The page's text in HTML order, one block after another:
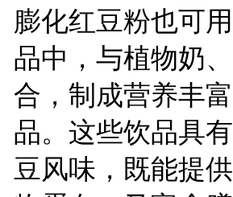
膨化红豆粉也可
品中，与植物奶
合，制成营养丰
品。这些饮品具
豆风味，既能提